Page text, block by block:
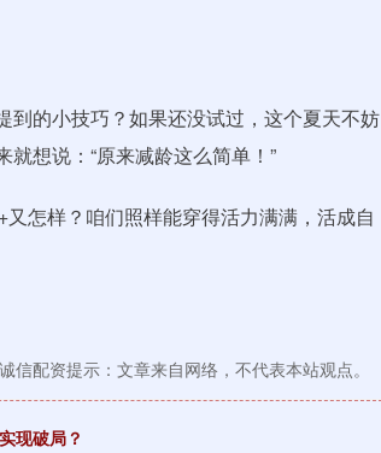
的小技巧？如果还没试过，这个夏天不妨
想说：“原来减龄这么简单！”
怎样？咱们照样能穿得活力满满，活成自
诚信配资提示：文章来自网络，不代表本站观点。
现破局？